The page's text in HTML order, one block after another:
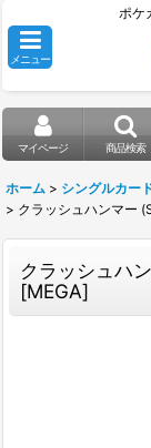
ポケ
メニュー
マイページ 商品検索
ホーム > シングルカー
> クラッシュハンマー
クラッシュハ
[MEGA]